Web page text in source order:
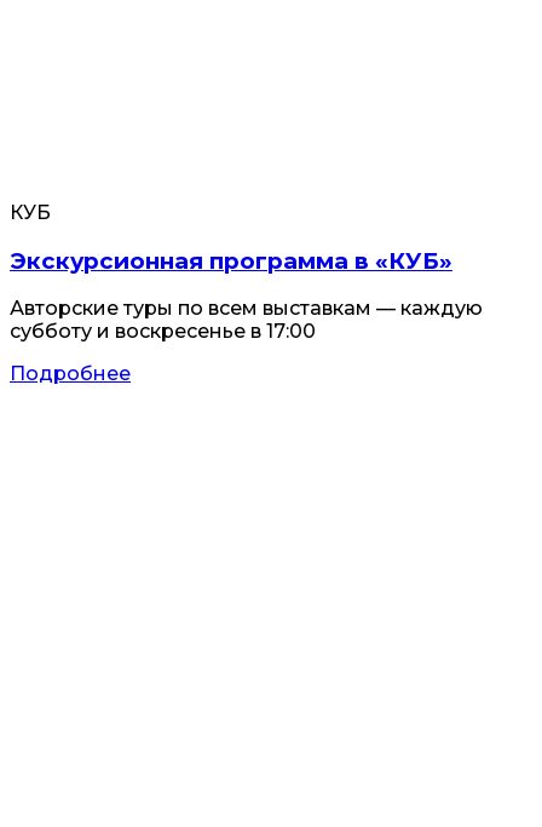
КУБ
Экскурсионная программа в «КУБ»
Авторские туры по всем выставкам — каждую
субботу и воскресенье в 17:00
Подробнее